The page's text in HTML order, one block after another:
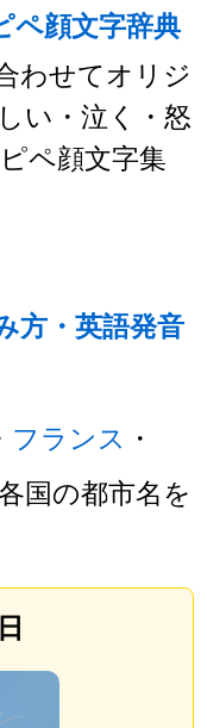
ペ顔文字辞典
わせてオリジ
い・泣く・怒
ペ顔文字集
方・英語発音
フランス ・
国の都市名を